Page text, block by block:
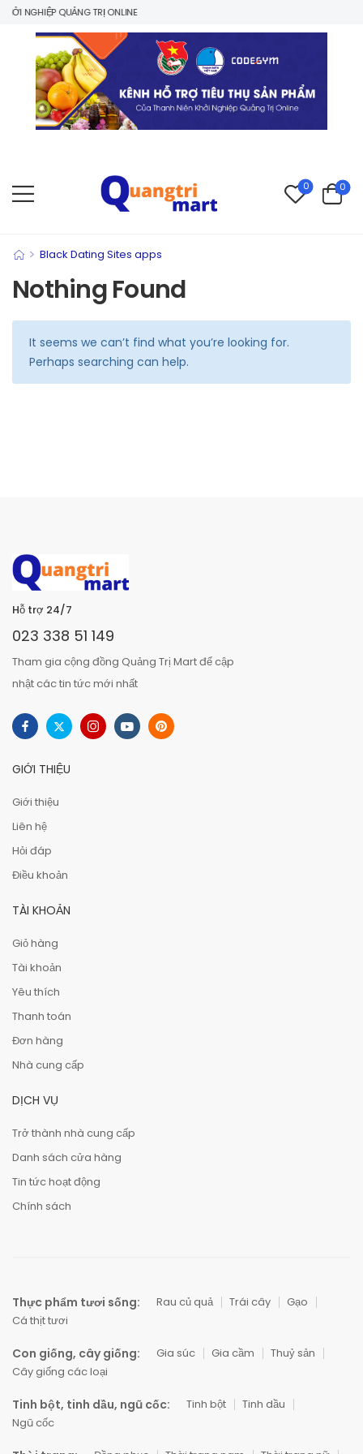
NGHIỆP QUẢNG TRỊ ONLINE
0 0
> Black Dating Sites apps
Nothing Found
It seems we can’t find what you’re looking for.
Perhaps searching can help.
Hỗ trợ 24/7
023 338 51 149
Tham gia cộng đồng Quảng Trị Mart để cập
nhật các tin tức mới nhất
GIỚI THIỆU
Giới thiệu
Liên hệ
Hỏi đáp
Điều khoản
TÀI KHOẢN
Giỏ hàng
Tài khoản
Yêu thích
Thanh toán
Đơn hàng
Nhà cung cấp
DỊCH VỤ
Trở thành nhà cung cấp
Danh sách cửa hàng
Tin tức hoạt động
Chính sách
Thực phẩm tươi sống: Rau củ quả Trái cây
Gạo
Cá thịt tươi
Con giống, cây giống: Gia súc Gia cầm
Thuỷ sản
Cây giống các loại
Tinh bột, tinh dầu, ngũ cốc: Tinh bột
Tinh dầu
Ngũ cốc